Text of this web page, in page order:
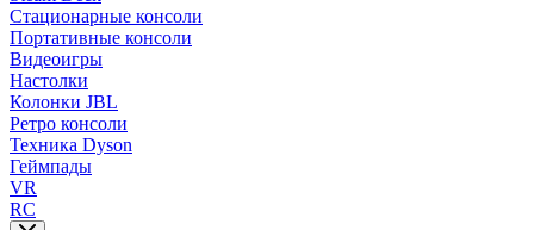
Стационарные консоли
Портативные консоли
Видеоигры
Настолки
Колонки JBL
Ретро консоли
Техника Dyson
Геймпады
VR
RC